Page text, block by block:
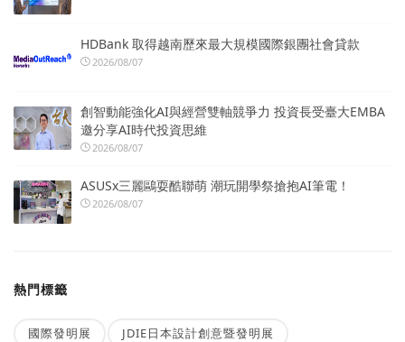
HDBank 取得越南歷來最大規模國際銀團社會貸款
2026/08/07
創智動能強化AI與經營雙軸競爭力 投資長受臺大EMBA
邀分享AI時代投資思維
2026/08/07
ASUSx三麗鷗耍酷聯萌 潮玩開學祭搶抱AI筆電！
2026/08/07
熱門標籤
國際發明展 JDIE日本設計創意暨發明展